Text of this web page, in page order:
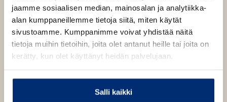
jaamme sosiaalisen median, mainosalan ja analytiikka-
alan kumppaneillemme tietoja siitä, miten käytät
sivustoamme. Kumppanimme voivat yhdistää näitä
tietoja muihin tietoihin, joita olet antanut heille tai joita on
kerätty, kun olet käyttänyt heidän palvelujaan.
Salli kaikki